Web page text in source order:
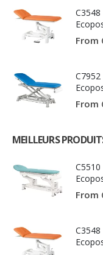
From
From
MEILLEURS
From